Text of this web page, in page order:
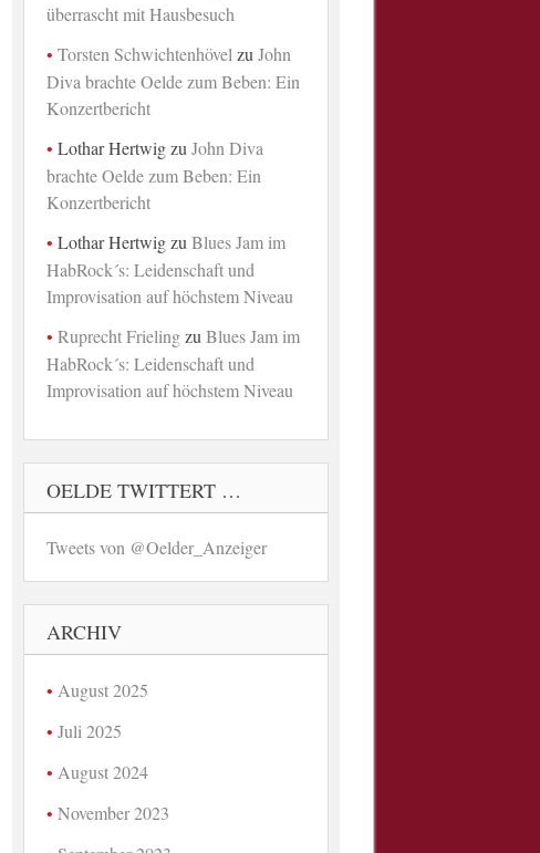
überrascht mit Hausbesuch
Torsten Schwichtenhövel zu John
Diva brachte Oelde zum Beben: Ein
Konzertbericht
Lothar Hertwigzu John Diva
brachte Oelde zum Beben: Ein
Konzertbericht
Lothar Hertwigzu Blues Jam im
HabRock´s: Leidenschaft und
Improvisation auf höchstem Niveau
Ruprecht Frielingzu Blues Jam im
HabRock´s: Leidenschaft und
Improvisation auf höchstem Niveau
OELDE TWITTERT …
Tweets von @Oelder_Anzeiger
ARCHIV
August 2025
Juli 2025
August 2024
November 2023